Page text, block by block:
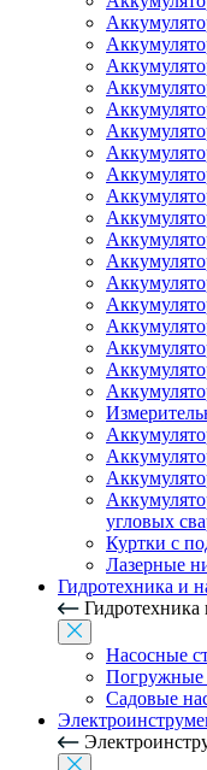
угловых
Куртки с
Лазерные
Гидротехника и
Гидротехника
Насосные
Погружные
Садовые